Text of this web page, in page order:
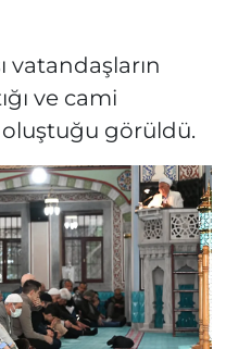
vatandaşların
ve cami
görüldü.